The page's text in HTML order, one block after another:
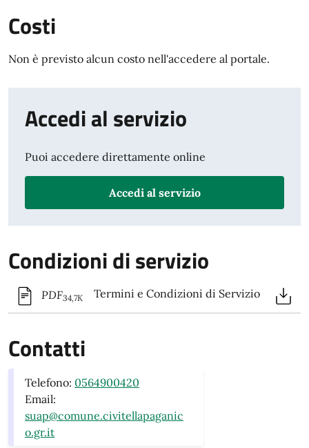
Costi
Non è previsto alcun costo nell'accedere al portale.
Accedi al servizio
Puoi accedere direttamente online
Accedi al servizio
Condizioni di servizio
PDF34,7K Termini e Condizioni di Servizio
Contatti
Telefono: 0564900420
Email:
suap@comune.civitellapaganic
o.gr.it